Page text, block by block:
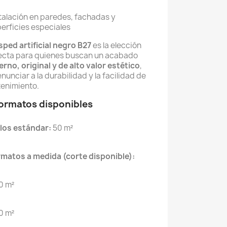
en paredes, fachadas y
especiales
artificial negro B27es la elección
para quienes buscan un acabado
original y de alto valor estético,
a la durabilidad y la facilidad de
disponibles
estándar: 50 m²
a medida (corte disponible):
m²
m²